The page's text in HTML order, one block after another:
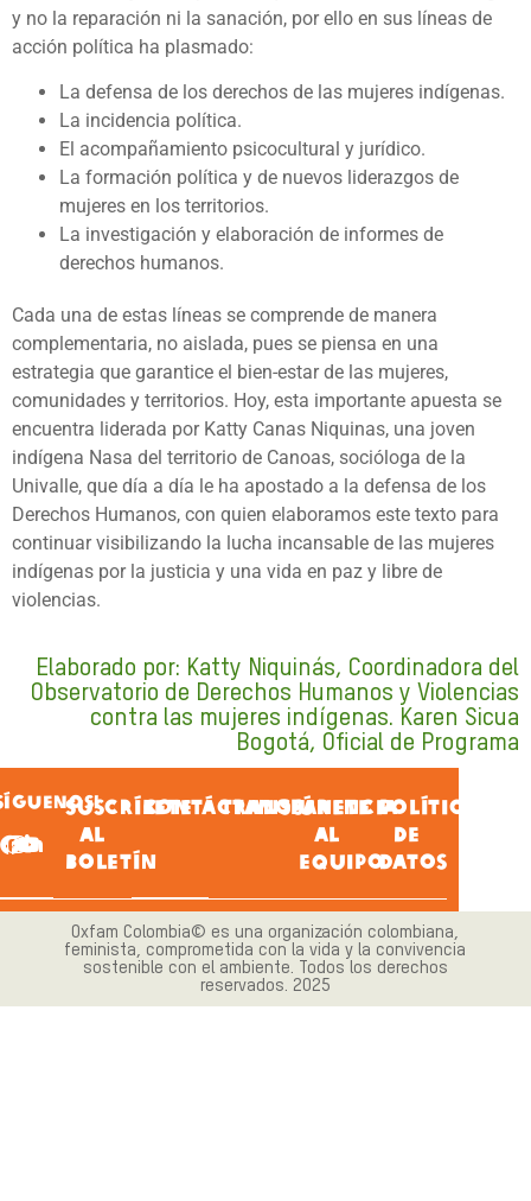
y no la reparación ni la sanación, por ello en sus líneas de
acción política ha plasmado:
La defensa de los derechos de las mujeres indígenas.
La incidencia política.
El acompañamiento psicocultural y jurídico.
La formación política y de nuevos liderazgos de
mujeres en los territorios.
La investigación y elaboración de informes de
derechos humanos.
Cada una de estas líneas se comprende de manera
complementaria, no aislada, pues se piensa en una
estrategia que garantice el bien-estar de las mujeres,
comunidades y territorios. Hoy, esta importante apuesta se
encuentra liderada por Katty Canas Niquinas, una joven
indígena Nasa del territorio de Canoas, socióloga de la
Univalle, que día a día le ha apostado a la defensa de los
Derechos Humanos, con quien elaboramos este texto para
continuar visibilizando la lucha incansable de las mujeres
indígenas por la justicia y una vida en paz y libre de
violencias.
Elaborado por: Katty Niquinás, Coordinadora del
Observatorio de Derechos Humanos y Violencias
contra las mujeres indígenas. Karen Sicua
Bogotá, Oficial de Programa
SUSCRÍBETE
AL
BOLETÍN
CONTÁCTANOS
TRANSPARENCIA
ÚNETE
AL
EQUIPO
POLÍTICA
DE
DATOS
Oxfam Colombia© es una organización colombiana,
feminista, comprometida con la vida y la convivencia
sostenible con el ambiente. Todos los derechos
reservados. 2025